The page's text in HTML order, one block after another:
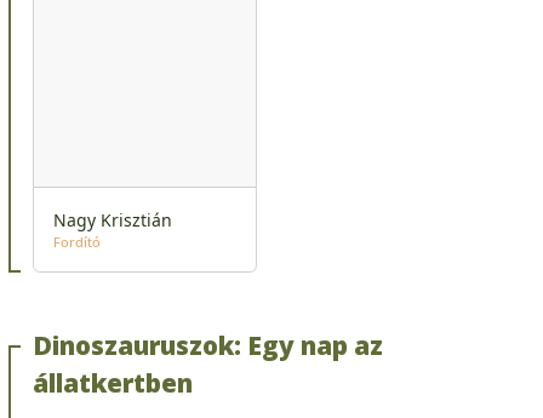
Nagy Krisztián
Fordító
Dinoszauruszok: Egy nap az
állatkertben